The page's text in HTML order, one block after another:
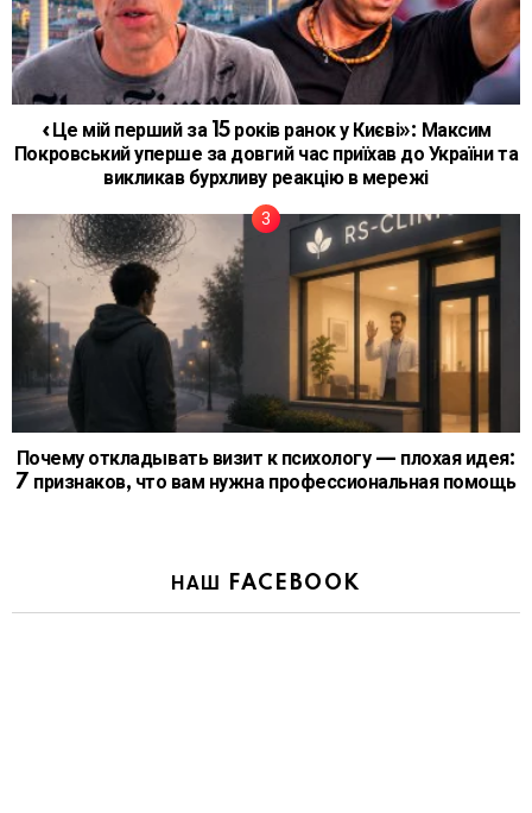
«Це мій перший за 15 років ранок у Києві»: Максим
Покровський уперше за довгий час приїхав до України та
викликав бурхливу реакцію в мережі
Почему откладывать визит к психологу — плохая идея:
7 признаков, что вам нужна профессиональная помощь
НАШ FACEBOOK